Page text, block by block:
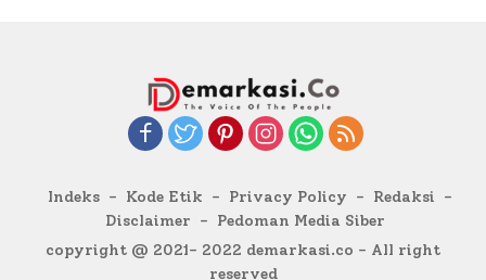
Indeks Kode Etik Privacy Policy
Redaksi
Disclaimer
Pedoman Media Siber
copyright @ 2021- 2022 demarkasi.co - All right
reserved